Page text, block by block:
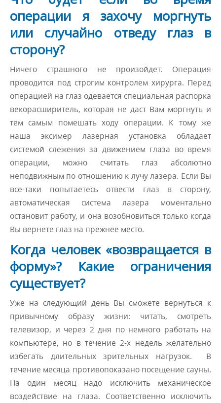
операции я захочу моргнуть
или случайно отведу глаз в
сторону?
Ничего страшного не произойдет. Операция
проводится под строгим контролем хирурга. Перед
операцией на глаз одевается специальная распорка
векорасширитель, которая не даст Вам моргнуть и
тем самым помешать ходу операции. К тому же
наша эксимер лазерная установка обладает
системой слежения за движением глаза во время
операции, можно считать глаз абсолютно
неподвижным по отношению к лучу лазера. Если Вы
все-таки попытаетесь отвести глаз в сторону,
автоматическая система лазера моментально
остановит работу, и она возобновиться только когда
Вы вернете глаз на прежнее место.
Когда человек «возвращается в
форму»? Какие ограничения
существует?
Уже на следующий день Вы сможете вернуться к
привычному образу жизни: читать, смотреть
телевизор, и через 2 дня по немного работать на
компьютере, но в течение 2-х недель желательно
избегать длительных зрительных нагрузок. В
течение месяца противопоказано посещение сауны.
На один месяц надо исключить механическое
воздействие на глаза. Соответственно исключить